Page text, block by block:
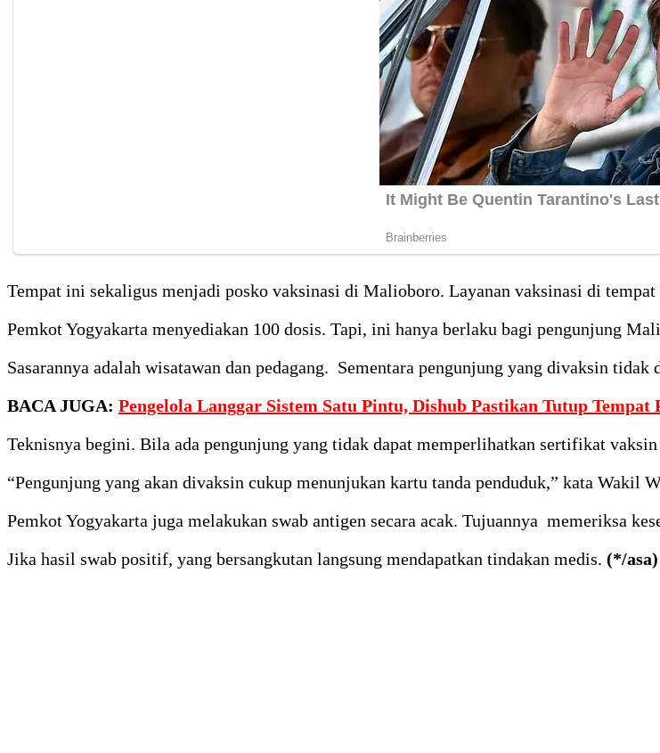
Tempat ini sekaligus menjadi posko vaksinasi di Malioboro. Layanan vaksinasi di
Pemkot Yogyakarta menyediakan 100 dosis. Tapi, ini hanya berlaku bagi pengunjung
Sasarannya adalah wisatawan dan pedagang. Sementara pengunjung yang divaksin
BACA JUGA: Pengelola Langgar Sistem Satu Pintu, Dishub Pastikan Tutup Tempat
Teknisnya begini. Bila ada pengunjung yang tidak dapat memperlihatkan sertifikat
“Pengunjung yang akan divaksin cukup menunjukan kartu tanda penduduk,” kata Wakil
Pemkot Yogyakarta juga melakukan swab antigen secara acak. Tujuannya memeriksa
Jika hasil swab positif, yang bersangkutan langsung mendapatkan tindakan medis. (*/asa)